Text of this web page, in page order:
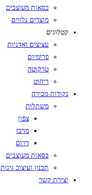
כסאות מעוצבים
מוצרים נלווים
קטלוגים
עציצים ואדניות
פרימיום
טרקוטה
ריהוט
נקודות מכירה
משתלות
צפון
מרכז
דרום
כסאות מעוצבים
תכנון ועיצוב גינות
יצירת קשר